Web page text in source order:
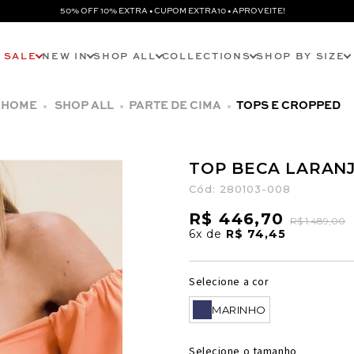
50% OFF 10% EXTRA • CUPOM EXTRA10 • APROVEITE!
SALE NEW IN SHOP ALL COLLECTIONS SHOP BY SIZE
SHOP ALL PARTE DE CIMA TOPS E CROPPED
TOP BECA
Cód: 280103-008
R$ 446,70 R$ 1.489,00
6x de R$ 74,45
Selecione a cor
MARINHO